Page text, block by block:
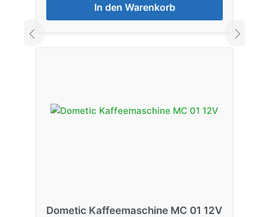
In den Warenkorb
Dometic Kaffeemaschine MC 01 12V